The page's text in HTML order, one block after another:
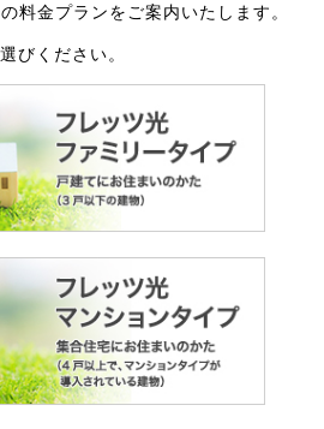
料金プランをご案内いたします。
びください。